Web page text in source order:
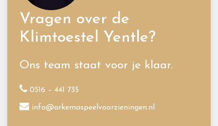
Vragen over de
Klimtoestel Yentle?
Ons team staat voor je klaar.
0516 – 441 735
info@arkemaspeelvoorzieningen.nl